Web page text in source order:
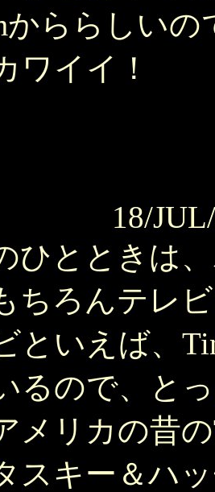
かららしい
ワイイ！
18/
ひとときは、
ちろんテレ
といえば、
るので、と
メリカの昔
スキー＆ハ